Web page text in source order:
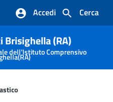
Cerca
Accedi
Brisighella (RA)
dell'Istituto Comprensivo